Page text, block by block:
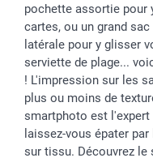
smarfriends
smartgarantie
smartbonus
pochette assortie pour
cartes, ou un grand
latérale pour y glisser
serviette de plage...
! L'impression sur les
plus ou moins de
smartphoto est
laissez-vous épater
sur tissu. Découvrez le